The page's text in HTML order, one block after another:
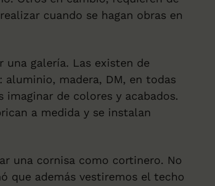
cuando se hagan obras en
galería. Las existen de
madera, DM, en todas
imaginar de colores y acabados.
a medida y se instalan
una cornisa como cortinero. No
que además vestiremos el techo